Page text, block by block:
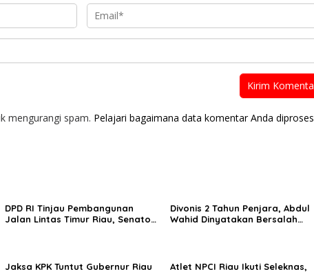
mengurangi spam. Pelajari bagaimana data komentar Anda diproses
DPD RI Tinjau Pembangunan
Jalan Lintas Timur Riau, Senator
Divonis 2 Tahun Penjara, Abdul
Wahid Dinyatakan Bersalah
Jaksa KPK Tuntut Gubernur Riau
Atlet NPCI Riau Ikuti Seleknas,